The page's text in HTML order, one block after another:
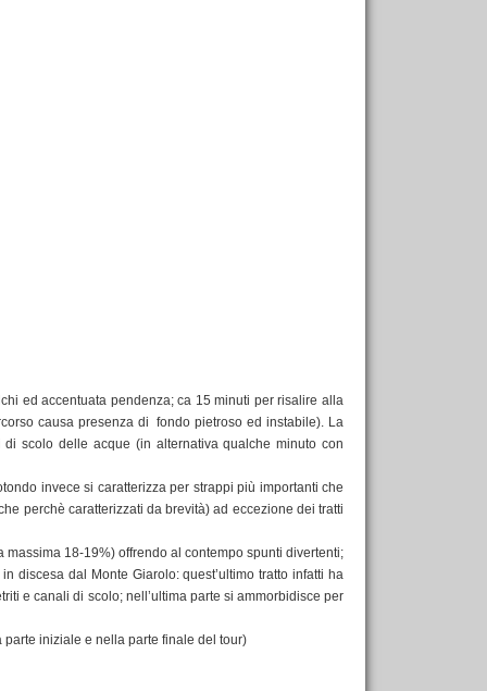
ed accentuata pendenza; ca 15 minuti per risalire alla
causa presenza di fondo pietroso ed instabile). La
scolo delle acque (in alternativa qualche minuto con
invece si caratterizza per strappi più importanti che
perchè caratterizzati da brevità) ad eccezione dei tratti
18-19%) offrendo al contempo spunti divertenti;
discesa dal Monte Giarolo: quest’ultimo tratto infatti ha
e canali di scolo; nell’ultima parte si ammorbidisce per
iniziale e nella parte finale del tour)